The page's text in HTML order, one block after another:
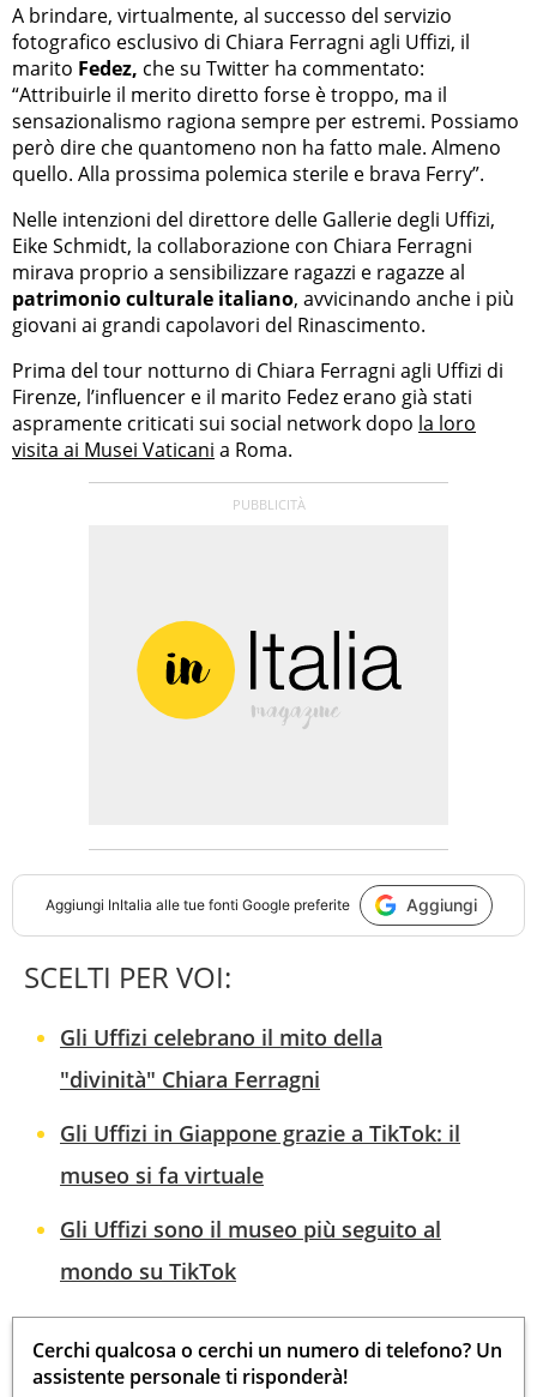
A brindare, virtualmente, al successo del servizio
fotografico esclusivo di Chiara Ferragni agli Uffizi, il
marito Fedez, che su Twitter ha commentato:
“Attribuirle il merito diretto forse è troppo, ma il
sensazionalismo ragiona sempre per estremi. Possiamo
però dire che quantomeno non ha fatto male. Almeno
quello. Alla prossima polemica sterile e brava Ferry”.
Nelle intenzioni del direttore delle Gallerie degli Uffizi,
Eike Schmidt, la collaborazione con Chiara Ferragni
mirava proprio a sensibilizzare ragazzi e ragazze al
patrimonio culturale italiano, avvicinando anche i più
giovani ai grandi capolavori del Rinascimento.
Prima del tour notturno di Chiara Ferragni agli Uffizi di
Firenze, l’influencer e il marito Fedez erano già stati
aspramente criticati sui social network dopo la loro
visita ai Musei Vaticani a Roma.
Aggiungi InItalia alle tue fonti Google preferite Aggiungi
SCELTI PER VOI:
Gli Uffizi celebrano il mito della
"divinità" Chiara Ferragni
Gli Uffizi in Giappone grazie a TikTok: il
museo si fa virtuale
Gli Uffizi sono il museo più seguito al
mondo su TikTok
Cerchi qualcosa o cerchi un numero di telefono? Un
assistente personale ti risponderà!